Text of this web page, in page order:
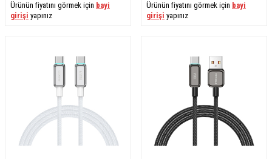
Ürünün fiyatını görmek için bayi
girişi yapınız
Ürünün fiyatını görmek için bayi
girişi yapınız